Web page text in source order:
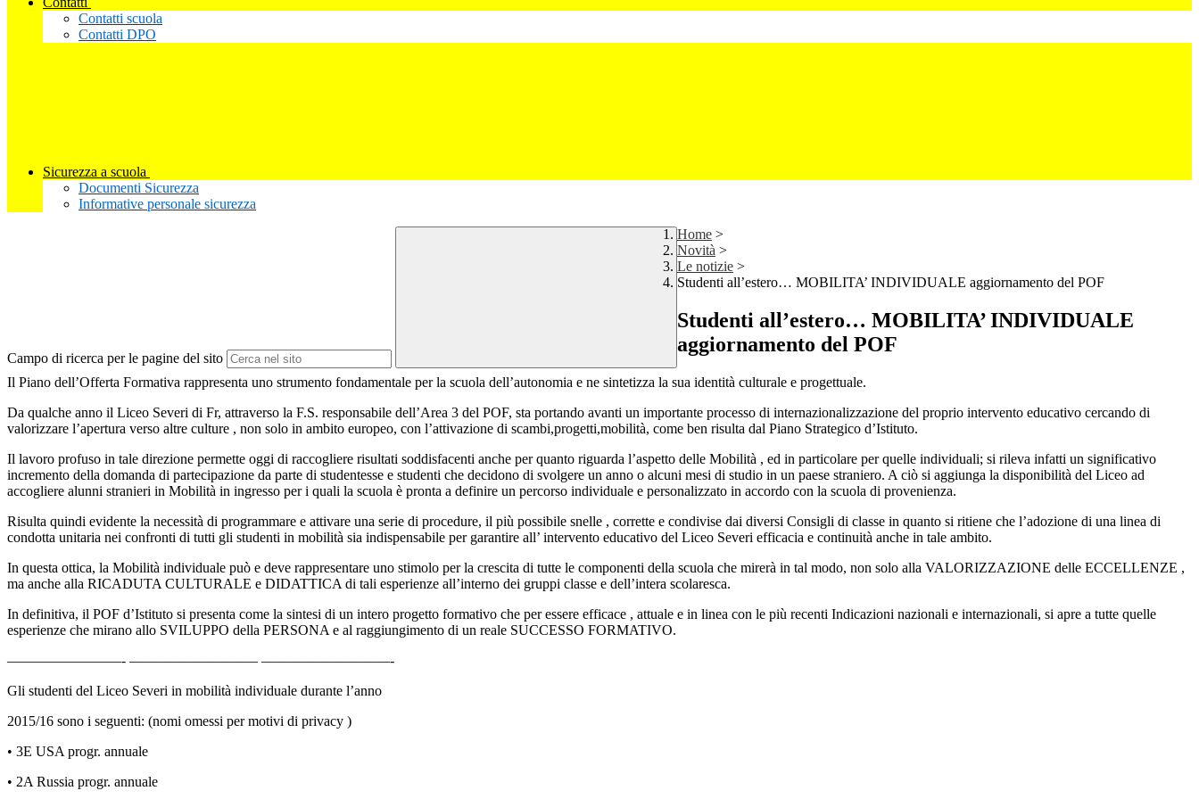
Contatti scuola
Contatti DPO
Sicurezza a scuola
Documenti Sicurezza
Informative personale sicurezza
Campo di ricerca per le pagine del sito
Home >
Novità >
Le notizie >
Studenti all’estero… MOBILITA’ INDIVIDUALE aggiornamento del POF
Studenti all’estero… MOBILITA’ INDIVIDUALE
aggiornamento del POF
Il Piano dell’Offerta Formativa rappresenta uno strumento fondamentale per la scuola dell’autonomia e ne sintetizza la sua identità culturale e progettuale.
Da qualche anno il Liceo Severi di Fr, attraverso la F.S. responsabile dell’Area 3 del POF, sta portando avanti un importante processo di internazionalizzazione del proprio intervento educativo cercando di
valorizzare l’apertura verso altre culture , non solo in ambito europeo, con l’attivazione di scambi,progetti,mobilità, come ben risulta dal Piano Strategico d’Istituto.
Il lavoro profuso in tale direzione permette oggi di raccogliere risultati soddisfacenti anche per quanto riguarda l’aspetto delle Mobilità , ed in particolare per quelle individuali; si rileva infatti un significativo
incremento della domanda di partecipazione da parte di studentesse e studenti che decidono di svolgere un anno o alcuni mesi di studio in un paese straniero. A ciò si aggiunga la disponibilità del Liceo ad
accogliere alunni stranieri in Mobilità in ingresso per i quali la scuola è pronta a definire un percorso individuale e personalizzato in accordo con la scuola di provenienza.
Risulta quindi evidente la necessità di programmare e attivare una serie di procedure, il più possibile snelle , corrette e condivise dai diversi Consigli di classe in quanto si ritiene che l’adozione di una linea di
condotta unitaria nei confronti di tutti gli studenti in mobilità sia indispensabile per garantire all’ intervento educativo del Liceo Severi efficacia e continuità anche in tale ambito.
In questa ottica, la Mobilità individuale può e deve rappresentare uno stimolo per la crescita di tutte le componenti della scuola che mirerà in tal modo, non solo alla VALORIZZAZIONE delle ECCELLENZE ,
ma anche alla RICADUTA CULTURALE e DIDATTICA di tali esperienze all’interno dei gruppi classe e dell’intera scolaresca.
In definitiva, il POF d’Istituto si presenta come la sintesi di un intero progetto formativo che per essere efficace , attuale e in linea con le più recenti Indicazioni nazionali e internazionali, si apre a tutte quelle
esperienze che mirano allo SVILUPPO della PERSONA e al raggiungimento di un reale SUCCESSO FORMATIVO.
————————- ————————— —————————-
Gli studenti del Liceo Severi in mobilità individuale durante l’anno
2015/16 sono i seguenti: (nomi omessi per motivi di privacy )
• 3E USA progr. annuale
• 2A Russia progr. annuale